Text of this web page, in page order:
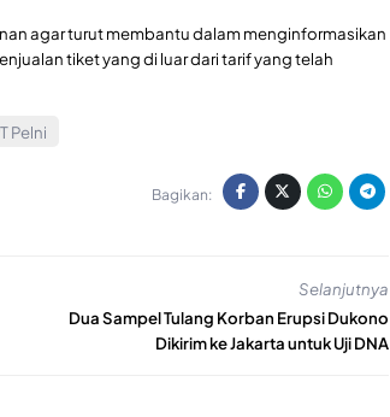
agar turut membantu dalam menginformasikan
tiket yang di luar dari tarif yang telah
Pelni
Bagikan:
Selanjutnya
Dua Sampel Tulang Korban Erupsi Dukono
Dikirim ke Jakarta untuk Uji DNA